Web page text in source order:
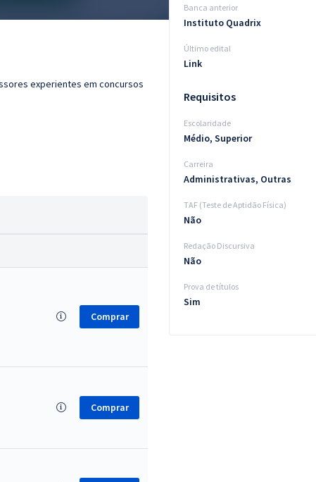
experientes em concursos
Comprar
Comprar
Banca anterior
Instituto Quadrix
Último edital
Link
Requisitos
Escolaridade
Médio, Superior
Carreira
Administrativas, Outras
TAF (Teste de Aptidão Física)
Não
Redação Discursiva
Não
Prova de títulos
Sim